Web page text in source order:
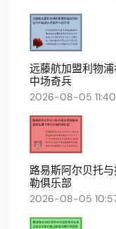
远藤航加盟利物
中场奇兵
2026-08-05
路易斯阿尔贝托
勒俱乐部
2026-08-05